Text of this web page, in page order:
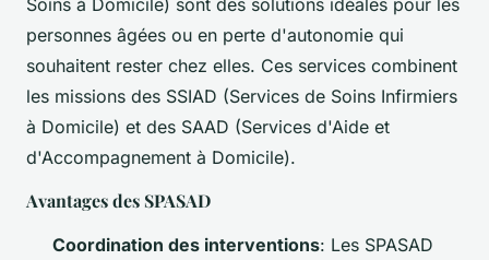
personnes âgées ou en perte d'autonomie qui
souhaitent rester chez elles. Ces services combinent
les missions des SSIAD (Services de Soins Infirmiers
à Domicile) et des SAAD (Services d'Aide et
d'Accompagnement à Domicile).
Avantages des SPASAD
Coordination des interventions: Les SPASAD